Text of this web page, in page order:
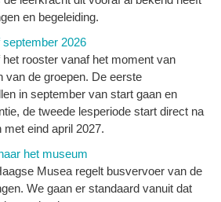
en begeleiding.
2026
rooster vanaf het moment van
van de groepen. De eerste
in september van start gaan en
de tweede lesperiode start direct na
eind april 2027.
het museum
Musea regelt busvervoer van de
We gaan er standaard vanuit dat